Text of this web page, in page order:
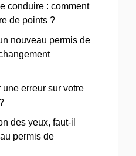
conduire : comment
de points ?
nouveau permis de
erreur sur votre
des yeux, faut-il
permis de